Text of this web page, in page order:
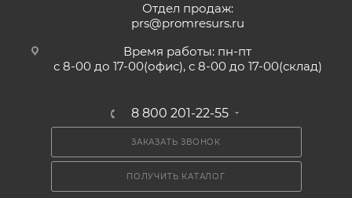
Отдел продаж:
prs@promresurs.ru
Время работы: пн-пт
с 8-00 до 17-00(офис), с 8-00 до 17-00(склад)
8 800 201-22-55
ЗАКАЗАТЬ ЗВОНОК
ПОЛУЧИТЬ КАТАЛОГ